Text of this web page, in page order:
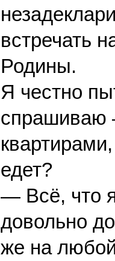
встречать
Родины.
Я честно
спрашиваю
едет?
— Всё, что
довольно
же на